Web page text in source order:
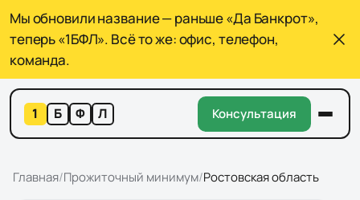
Мы обновили название — раньше «Да Банкрот»,
теперь «1БФЛ». Всё то же: офис, телефон,
команда.
1 Б Ф Л Консультация
Главная/Прожиточный минимум/Ростовская область